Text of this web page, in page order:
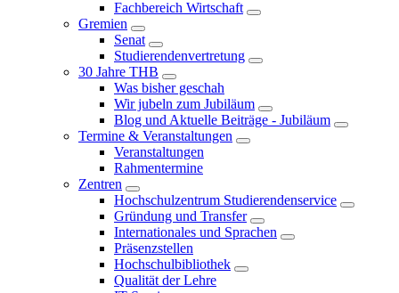
Fachbereich Wirtschaft
Gremien
Senat
Studierendenvertretung
30 Jahre THB
Was bisher geschah
Wir jubeln zum Jubiläum
Blog und Aktuelle Beiträge - Jubiläum
Termine & Veranstaltungen
Veranstaltungen
Rahmentermine
Zentren
Hochschulzentrum Studierendenservice
Gründung und Transfer
Internationales und Sprachen
Präsenzstellen
Hochschulbibliothek
Qualität der Lehre